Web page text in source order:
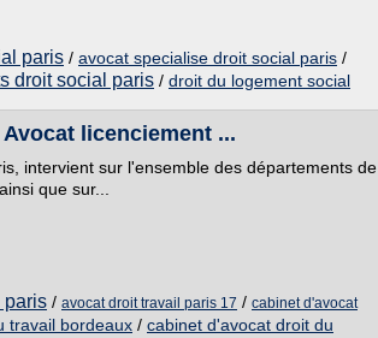
paris / avocat specialise droit social paris /
droit social paris / droit du logement social
licenciement ...
intervient sur l'ensemble des départements de
que sur...
paris / avocat droit travail paris 17 / cabinet d'avocat
travail bordeaux / cabinet d'avocat droit du